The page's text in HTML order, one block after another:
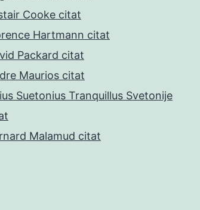
Cooke citat
Hartmann citat
Packard citat
Maurios citat
Suetonius Tranquillus Svetonije
Malamud citat